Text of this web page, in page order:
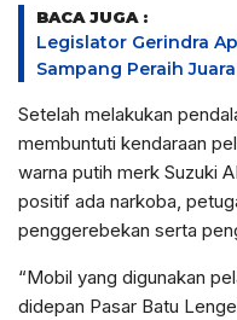
BACA JUGA :
Legislator Gerindra
Sampang Peraih Juara
Setelah melakukan
membuntuti kendaraan
warna putih merk Suzuki
positif ada narkoba,
penggerebekan serta
“Mobil yang digunakan
didepan Pasar Batu